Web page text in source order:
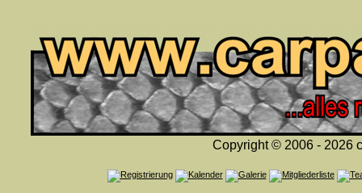
Copyright © 2006 - 2026